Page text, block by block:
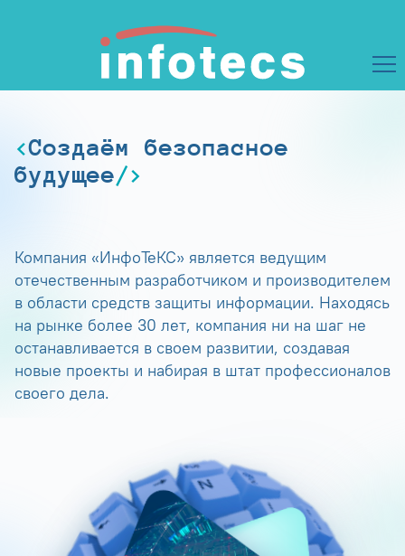
Создаём безопасное
будущее
Компания «ИнфоТеКС» является ведущим
отечественным разработчиком и производителем
в области средств защиты информации. Находясь
на рынке более 30 лет, компания ни на шаг не
останавливается в своем развитии, создавая
новые проекты и набирая в штат профессионалов
своего дела.